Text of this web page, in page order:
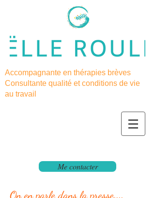
Accompagnante en thérapies brèves
Consultante qualité et conditions de vie
au travail
Me contacter
On en parle dans la presse....